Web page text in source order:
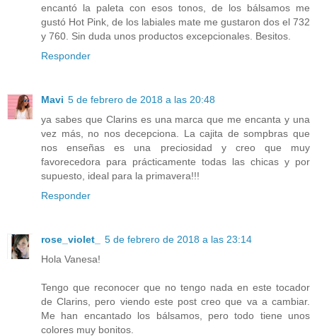
encantó la paleta con esos tonos, de los bálsamos me
gustó Hot Pink, de los labiales mate me gustaron dos el 732
y 760. Sin duda unos productos excepcionales. Besitos.
Responder
Mavi 5 de febrero de 2018 a las 20:48
ya sabes que Clarins es una marca que me encanta y una
vez más, no nos decepciona. La cajita de sompbras que
nos enseñas es una preciosidad y creo que muy
favorecedora para prácticamente todas las chicas y por
supuesto, ideal para la primavera!!!
Responder
rose_violet_
5 de febrero de 2018 a las 23:14
Hola Vanesa!
Tengo que reconocer que no tengo nada en este tocador
de Clarins, pero viendo este post creo que va a cambiar.
Me han encantado los bálsamos, pero todo tiene unos
colores muy bonitos.